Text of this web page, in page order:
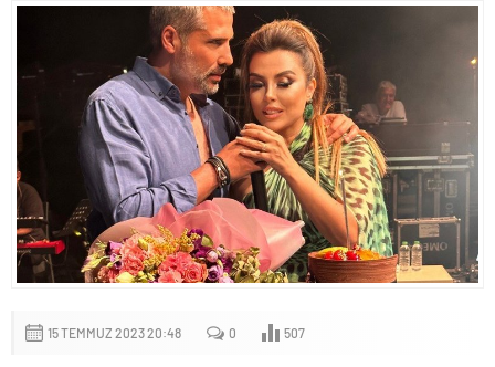
15 TEMMUZ 2023 20:48 0 507